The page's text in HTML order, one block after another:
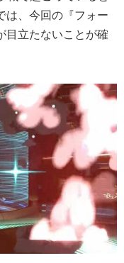
は、今回の『フォー
目立たないことが確